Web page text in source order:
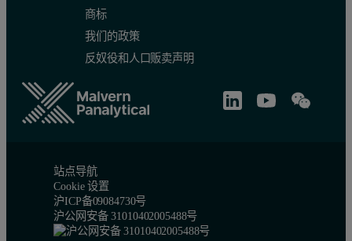
商标
我们的政策
反奴役和人口贩卖声明
站点导航
Cookie 设置
沪ICP备09084730号
沪公网安备 31010402005488号